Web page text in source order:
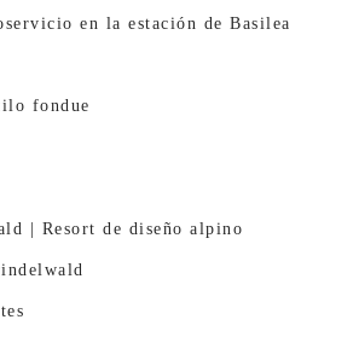
en la estación de Basilea
fondue
| Resort de diseño alpino